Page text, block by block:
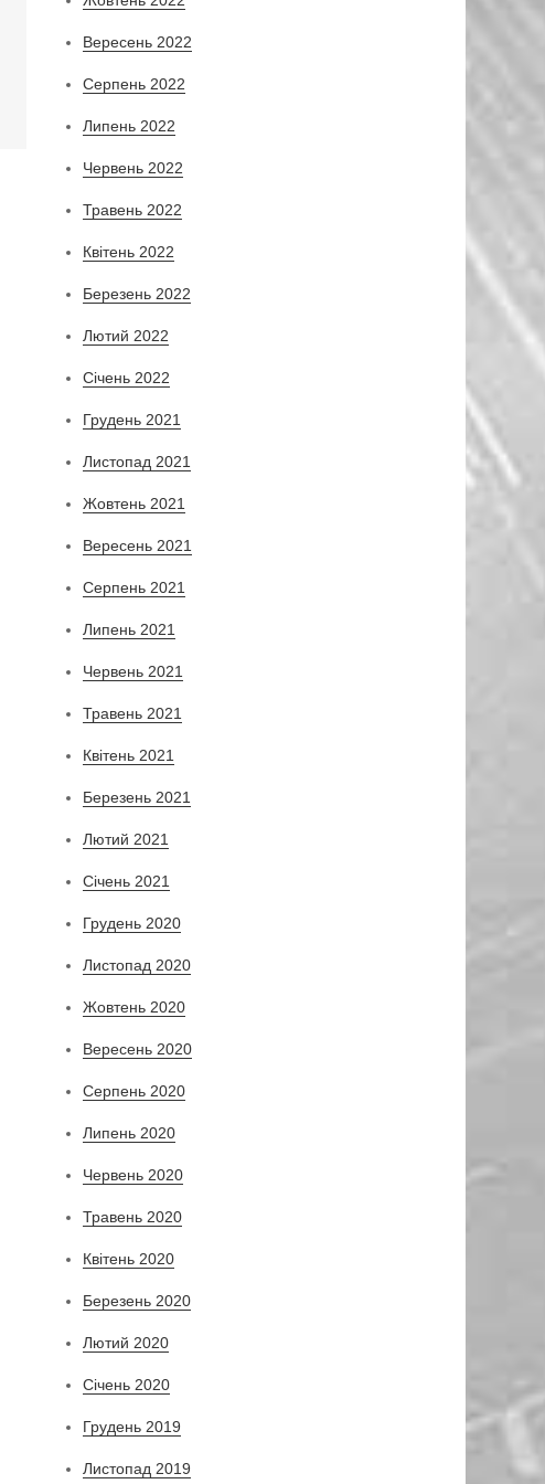
Вересень 2022
Серпень 2022
Липень 2022
Червень 2022
Травень 2022
Квітень 2022
Березень 2022
Лютий 2022
Січень 2022
Грудень 2021
Листопад 2021
Жовтень 2021
Вересень 2021
Серпень 2021
Липень 2021
Червень 2021
Травень 2021
Квітень 2021
Березень 2021
Лютий 2021
Січень 2021
Грудень 2020
Листопад 2020
Жовтень 2020
Вересень 2020
Серпень 2020
Липень 2020
Червень 2020
Травень 2020
Квітень 2020
Березень 2020
Лютий 2020
Січень 2020
Грудень 2019
Листопад 2019